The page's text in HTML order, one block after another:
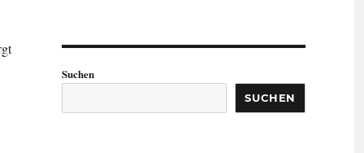
Suchen
SUCHEN